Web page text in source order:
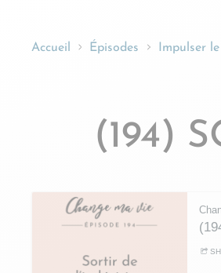
Accueil Épisodes Impulser
(194)